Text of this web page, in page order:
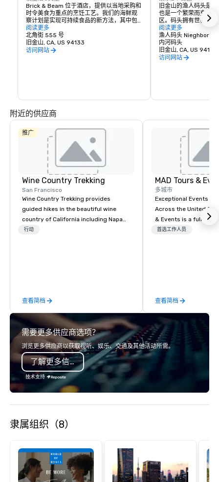
Brick & Beam 位于酒店，提供以当地采购和
时令美食为重点的烹饪工艺。我们的海鲜观
察计划是实现可持续食品的新方法，其中包
括精心采购和精心挑选的当地食品的负责任
菜单。从注重健康的有机食品到舒适的食
物，Brick & Beam 一定能满足任何美食家的
渴望。Brick & Beam 餐厅供应午餐和晚餐，
阅读更多
北角街 555 号
旧金山, CA, US 94133
访问网站
旧金山的渔人码头是
也是一个繁荣而充满
区。码头拥有世界一
和无尽的娱乐机会，
的地方。
阅读更多
渔人码头
内河码头
旧金山, CA, US 94133
访问网站
附近的供应商
推广
Wine Country Trekking
San Francisco
Wine Country Trekking provides
guided hikes in the beautiful wine
country of California including Napa
and Sonoma Valleys. These
day hikes we provide luxury self-
guided inn-to-in walking vacations
from the gateway City of San
Francisco to the California wine
country with a focus on superb hiking,
lodging, food and wine. We also have
a Monterey Bay Trek.
行动
查看简档
MAD Tours &
多城市
Exceptional Events &
Across the United States! MAD
& Events is a full-
Management
sourcing,
transportation, VIP
programs,
events, exclusive
on-site coordination.
executive gatherings
team supports clients
Spanish, and English,
responsible tourism. With experience
across destinations
Miami, Los Angeles,
首选工作人员
查看简档
需要更多供应商选项？
浏览更多供应商以获取视听、娱乐、交通及其他活动所需。
了解更多信息
技术支持
隶属组织（8）